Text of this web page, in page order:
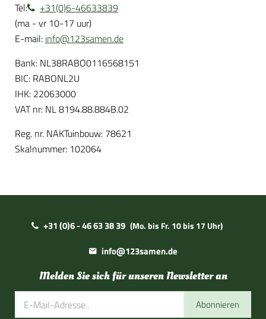
Tel:
+31(0)6-46633839
(ma - vr 10-17 uur)
E-mail: info@123samen.de
Bank: NL38RABO0116568151
BIC: RABONL2U
IHK: 22063000
VAT nr: NL 8194.88.884B.02
Reg. nr. NAKTuinbouw: 78621
Skalnummer: 102064
+31 (0)6 - 46 63 38 39 (Mo. bis Fr. 10 bis 17 Uhr)
info@123samen.de
Melden Sie sich für unseren Newsletter an
Abonnieren